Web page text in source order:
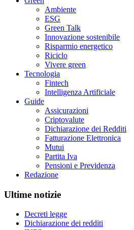
Ambiente
ESG
Green Talk
Innovazione sostenibile
Risparmio energetico
Riciclo
Vivere green
Tecnologia
Fintech
Intelligenza Artificiale
Guide
Assicurazioni
Criptovalute
Dichiarazione dei Redditi
Fatturazione Elettronica
Mutui
Partita Iva
Pensioni e Previdenza
Redazione
Ultime notizie
Decreti legge
Dichiarazione dei redditi